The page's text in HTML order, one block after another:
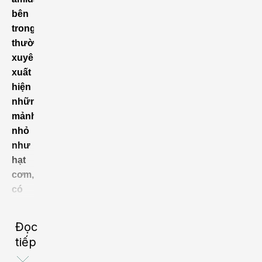
bên
trong
thường
xuyên
xuất
hiện
những
mảnh
nhỏ
như
hạt
cơm,
có
và
có
Đọc
tiếp